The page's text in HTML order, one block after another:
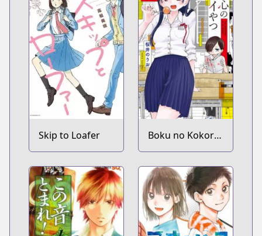
Skip to Loafer
Boku no Kokoro
no Yabai Yatsu